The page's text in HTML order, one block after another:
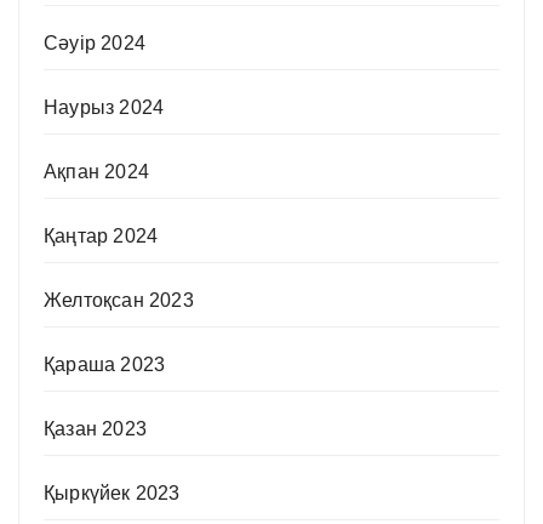
Сәуір 2024
Наурыз 2024
Ақпан 2024
Қаңтар 2024
Желтоқсан 2023
Қараша 2023
Қазан 2023
Қыркүйек 2023